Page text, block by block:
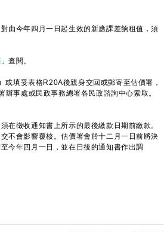
今年四月一日起生效的新應課差餉租值，須
」查閱。
或填妥表格R20A後親身交回或郵寄至估價署，
辦事處或民政事務總署各民政諮詢中心索取。
徵收通知書上所示的最後繳款日期前繳款。
不會影響覆核。估價署會於十二月一日前將決
今年四月一日，並在日後的通知書作出調